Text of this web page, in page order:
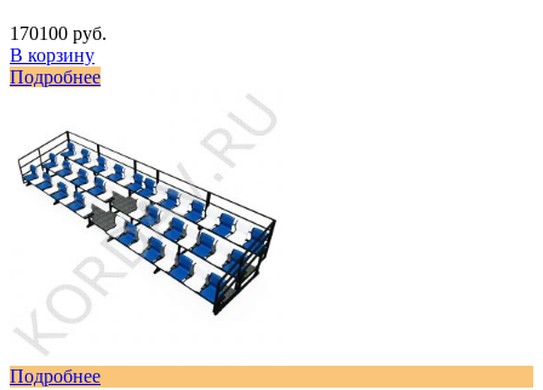
170100 руб.
В корзину
Подробнее
Подробнее